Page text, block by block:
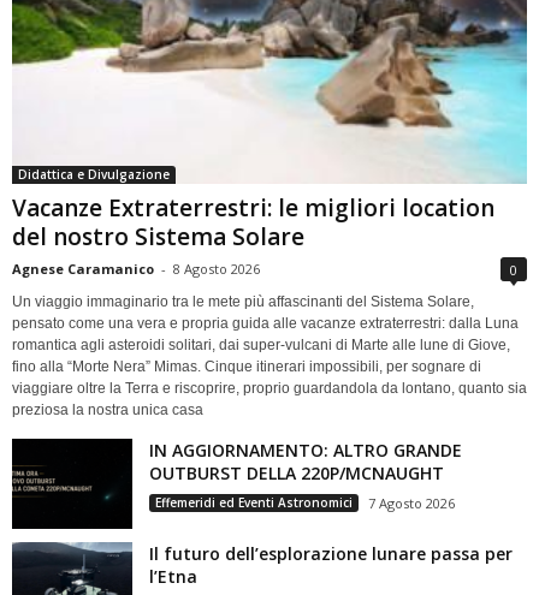
Didattica e Divulgazione
Vacanze Extraterrestri: le migliori location
del nostro Sistema Solare
Agnese Caramanico - 8 Agosto 2026 0
Un viaggio immaginario tra le mete più affascinanti del Sistema Solare,
pensato come una vera e propria guida alle vacanze extraterrestri: dalla Luna
romantica agli asteroidi solitari, dai super-vulcani di Marte alle lune di Giove,
fino alla “Morte Nera” Mimas. Cinque itinerari impossibili, per sognare di
viaggiare oltre la Terra e riscoprire, proprio guardandola da lontano, quanto sia
preziosa la nostra unica casa
IN AGGIORNAMENTO: ALTRO GRANDE
OUTBURST DELLA 220P/MCNAUGHT
Effemeridi ed Eventi Astronomici 7 Agosto 2026
Il futuro dell’esplorazione lunare passa per
l’Etna